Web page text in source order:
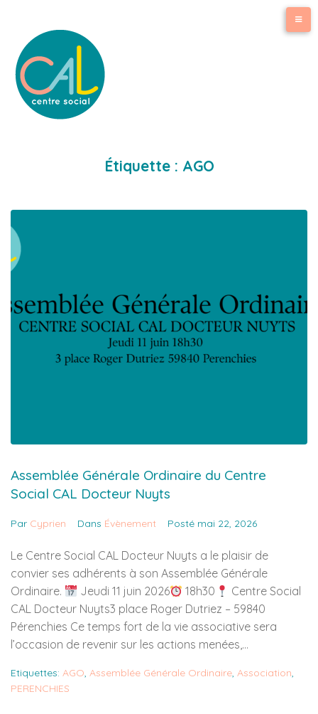
Étiquette : AGO
Assemblée Générale Ordinaire du Centre
Social CAL Docteur Nuyts
Par Cyprien Dans Évènement Posté mai 22, 2026
Le Centre Social CAL Docteur Nuyts a le plaisir de
convier ses adhérents à son Assemblée Générale
Ordinaire.
Jeudi 11 juin 2026 18h30
Centre Social
CAL Docteur Nuyts3 place Roger Dutriez – 59840
Pérenchies Ce temps fort de la vie associative sera
l’occasion de revenir sur les actions menées,...
Etiquettes: AGO, Assemblée Générale Ordinaire, Association,
PERENCHIES